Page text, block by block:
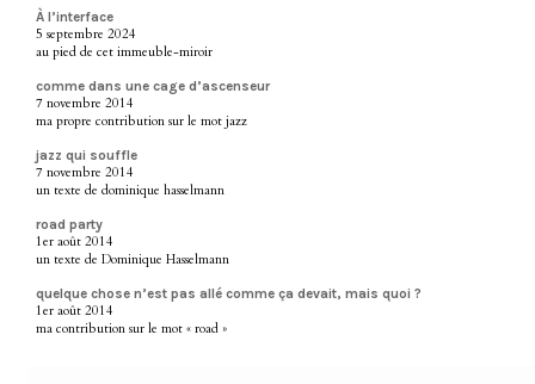
À l’interface
5 septembre 2024
au pied de cet immeuble-miroir
comme dans une cage d’ascenseur
7 novembre 2014
ma propre contribution sur le mot jazz
jazz qui souffle
7 novembre 2014
un texte de dominique hasselmann
road party
1er août 2014
un texte de Dominique Hasselmann
quelque chose n’est pas allé comme ça devait, mais quoi ?
1er août 2014
ma contribution sur le mot « road »